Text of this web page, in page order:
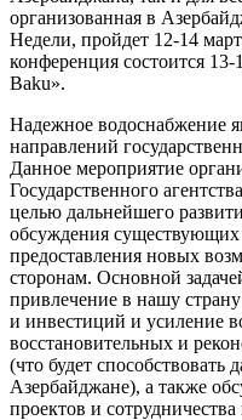
организованная в
Недели, пройдет 12-14
конференция состоится
Baku».
Надежное водоснабжение
направлений
Данное мероприятие
Государственного
целью дальнейшего
обсуждения
предоставления новых
сторонам. Основной
привлечение в нашу
и инвестиций и усиление
восстановительных и
(что будет
Азербайджане), а также
проектов и